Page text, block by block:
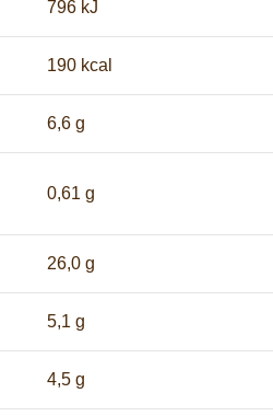
796 kJ
190 kcal
6,6 g
0,61 g
26,0 g
5,1 g
4,5 g